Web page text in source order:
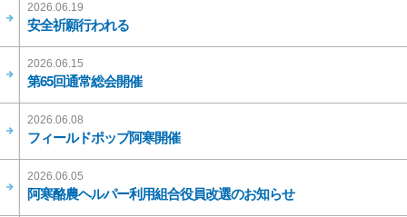
2026.06.19
安全祈願行われる
2026.06.15
第65回通常総会開催
2026.06.08
フィールドポップ阿寒開催
2026.06.05
阿寒酪農ヘルパー利用組合役員改選のお知らせ